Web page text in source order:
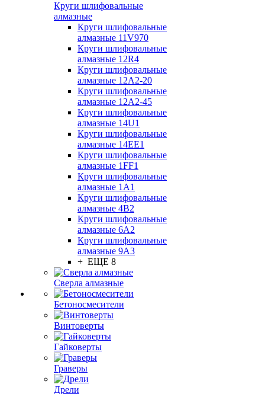
Круги шлифовальные
алмазные
Круги шлифовальные
алмазные 11V970
Круги шлифовальные
алмазные 12R4
Круги шлифовальные
алмазные 12А2-20
Круги шлифовальные
алмазные 12А2-45
Круги шлифовальные
алмазные 14U1
Круги шлифовальные
алмазные 14ЕЕ1
Круги шлифовальные
алмазные 1FF1
Круги шлифовальные
алмазные 1А1
Круги шлифовальные
алмазные 4В2
Круги шлифовальные
алмазные 6A2
Круги шлифовальные
алмазные 9А3
+ ЕЩЕ 8
Сверла алмазные
Бетоносмесители
Винтоверты
Гайковерты
Граверы
Дрели